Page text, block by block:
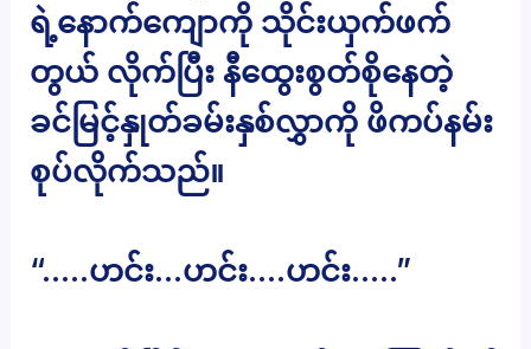
ရဲ့နောက်ကျောကို သိုင်းယှက်ဖက်
တွယ် လိုက်ပြီး နီထွေးစွတ်စိုနေတဲ့
ခင်မြင့်နှုတ်ခမ်းနှစ်လွှာကို ဖိကပ်နမ်း
စုပ်လိုက်သည်။
“…..ဟင်း…ဟင်း….ဟင်း…..”